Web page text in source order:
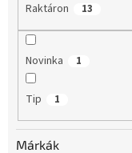
Raktáron 13
Novinka 1
Tip 1
Márkák